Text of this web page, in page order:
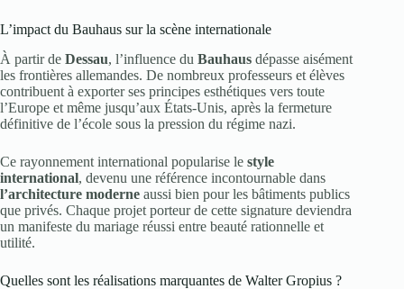
L’impact du Bauhaus sur la scène internationale
À partir de Dessau, l’influence du Bauhaus dépasse aisément
les frontières allemandes. De nombreux professeurs et élèves
contribuent à exporter ses principes esthétiques vers toute
l’Europe et même jusqu’aux États-Unis, après la fermeture
définitive de l’école sous la pression du régime nazi.
Ce rayonnement international popularise le style
international, devenu une référence incontournable dans
l’architecture moderne aussi bien pour les bâtiments publics
que privés. Chaque projet porteur de cette signature deviendra
un manifeste du mariage réussi entre beauté rationnelle et
utilité.
Quelles sont les réalisations marquantes de Walter Gropius ?